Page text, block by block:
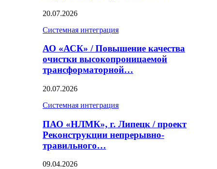
20.07.2026
Системная интеграция
АО «АСК» / Повышение качества
очистки высокопроницаемой
трансформаторной…
20.07.2026
Системная интеграция
ПАО «НЛМК», г. Липецк / проект
Реконструкции непрерывно-
травильного…
09.04.2026